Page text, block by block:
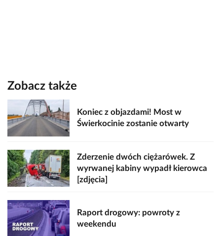
Zobacz także
Koniec z objazdami! Most w
Świerkocinie zostanie otwarty
Zderzenie dwóch ciężarówek. Z
wyrwanej kabiny wypadł kierowca
[zdjęcia]
Raport drogowy: powroty z
weekendu